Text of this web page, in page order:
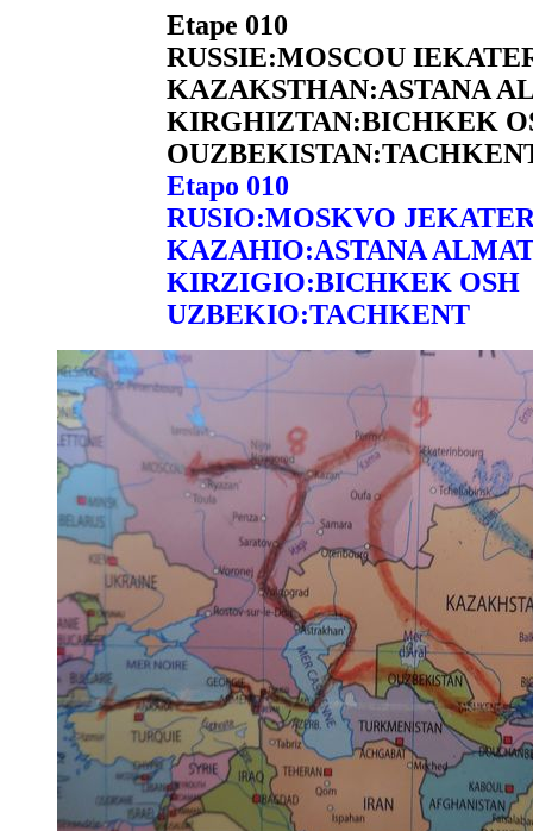
Etape 010
RUSSIE:MOSCOU
KAZAKSTHAN:ASTANA
KIRGHIZTAN:BICHKEK
Etapo 010
RUSIO:MOSKVO
KAZAHIO:ASTANA
KIRZIGIO:BICHKEK OSH
UZBEKIO:TACHKENT